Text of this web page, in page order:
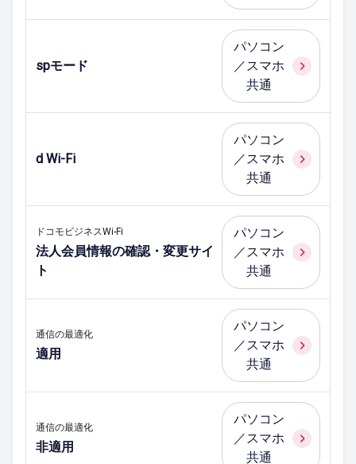
spモード
パソコン
／スマホ
共通
d Wi-Fi
パソコン
／スマホ
共通
ドコモビジネスWi-Fi
法人会員情報の確認・変更サイ
ト
パソコン
／スマホ
共通
通信の最適化
適用
パソコン
／スマホ
共通
通信の最適化
非適用
パソコン
／スマホ
共通